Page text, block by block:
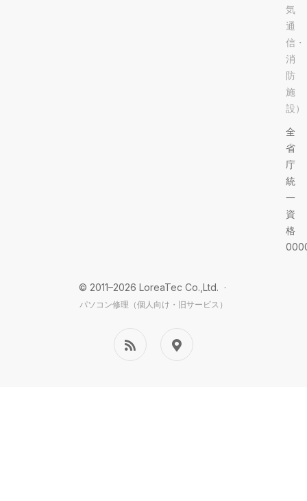
気
通
信・
消
防
施
設）
全
省
庁
統
一
資
格
© 2011–2026 LoreaTec Co.,Ltd. ·
パソコン修理（個人向け・旧サービス）